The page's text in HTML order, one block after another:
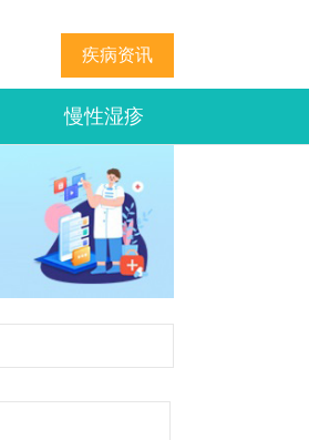
疾病资讯
慢性湿疹